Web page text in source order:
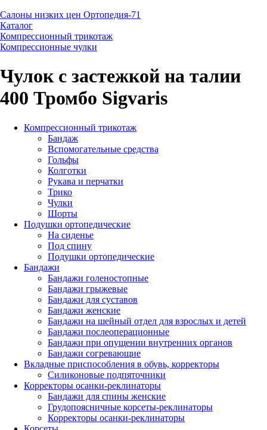
Салоны низких цен Ортопедия-71
Каталог
Компрессионный трикотаж
Компрессионные чулки
Чулок с застежкой на талии
400 Тромбо Sigvaris
Компрессионный трикотаж
Бандаж
Вспомогательные средства
Гольфы
Колготки
Рукава и перчатки
Трико
Чулки
Шорты
Подушки ортопедические
На сиденье
Под спину
Подушки ортопедические
Бандажи
Бандажи голеностопные
Бандажи грыжевые
Бандажи для суставов
Бандажи женские
Бандажи на шейный отдел для взрослых и детей
Бандажи послеоперационные
Бандажи при опущении внутренних органов
Бандажи согревающие
Вкладные приспособления в обувь, корректоры
Силиконовые подпяточники
Корректоры осанки-реклинаторы
Бандажи для спины женские
Грудопоясничные корсеты-реклинаторы
Корректоры осанки-реклинаторы